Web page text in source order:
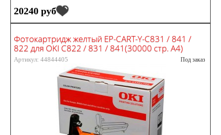
20240 руб
Фотокартридж желтый EP-CART-Y-C831 / 841 /
822 для OKI C822 / 831 / 841(30000 стр. А4)
Артикул: 44844405 Под заказ